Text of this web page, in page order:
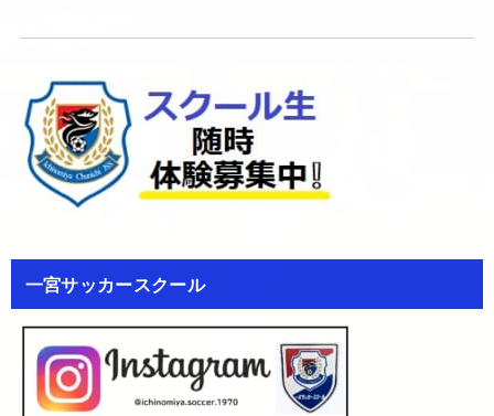
一宮サッカースクール